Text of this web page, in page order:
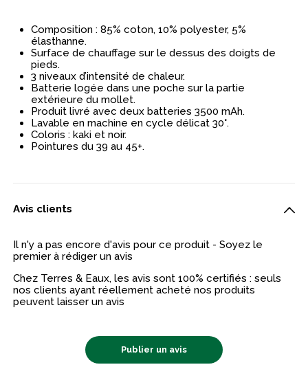
Composition : 85% coton, 10% polyester, 5%
élasthanne.
Surface de chauffage sur le dessus des doigts de
pieds.
3 niveaux d’intensité de chaleur.
Batterie logée dans une poche sur la partie
extérieure du mollet.
Produit livré avec deux batteries 3500 mAh.
Lavable en machine en cycle délicat 30°.
Coloris : kaki et noir.
Pointures du 39 au 45+.
Avis clients
Il n'y a pas encore d'avis pour ce produit - Soyez le
premier à rédiger un avis
Chez Terres & Eaux, les avis sont 100% certifiés : seuls
nos clients ayant réellement acheté nos produits
peuvent laisser un avis
Publier un avis